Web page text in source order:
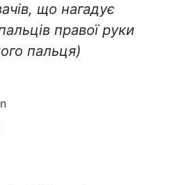
що нагадує
правої руки
пальця)